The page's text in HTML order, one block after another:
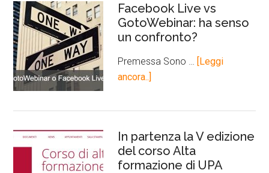
Facebook Live vs
GotoWebinar: ha senso
un confronto?
Premessa Sono … [Leggi
ancora..]
In partenza la V edizione
del corso Alta
formazione di UPA